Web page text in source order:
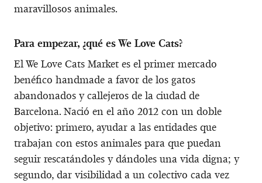
maravillosos animales.
Para empezar, ¿qué es We Love Cats?
El We Love Cats Market es el primer mercado
benéfico handmade a favor de los gatos
abandonados y callejeros de la ciudad de
Barcelona. Nació en el año 2012 con un doble
objetivo: primero, ayudar a las entidades que
trabajan con estos animales para que puedan
seguir rescatándoles y dándoles una vida digna; y
segundo, dar visibilidad a un colectivo cada vez